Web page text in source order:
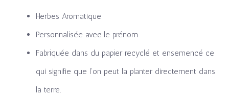
Herbes Aromatique
Personnalisée avec le prénom
Fabriquée dans du papier recyclé et ensemencé ce
qui signifie que l’on peut la planter directement dans
la terre.